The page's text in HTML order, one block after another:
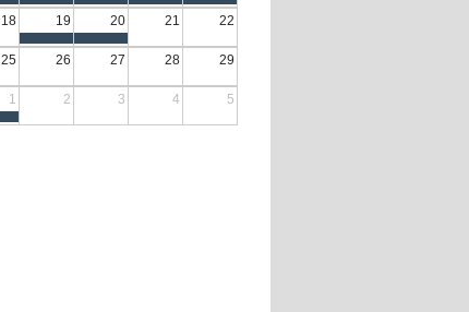
18 19 20 21 22
25 26 27 28 29
1 2 3 4 5